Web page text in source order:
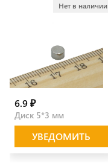
Нет в наличии
6.9 ₽
Диск 5*3 мм
УВЕДОМИТЬ